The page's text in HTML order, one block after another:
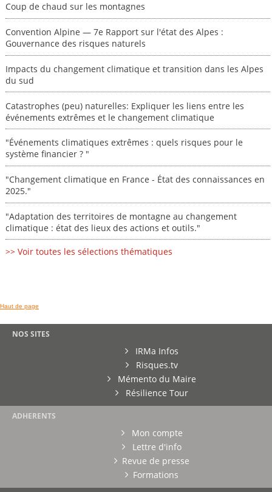
Coup de chaud sur les montagnes
Convention Alpine — 7e Rapport sur l'état des Alpes :
Gouvernance des risques naturels
Impacts du changement climatique et transition dans les Alpes
du sud
Catastrophes (peu) naturelles: Expliquer les liens entre les
événements extrêmes et le changement climatique
"Événements climatiques extrêmes : quels risques pour le
système financier ? "
"Changement climatique en France - État des connaissances en
2025."
"Adaptation des territoires de montagne au changement
climatique : état des lieux des actions et outils."
>> Voir toutes les sélections thématiques
Haut de page
NOS SITES
IRMa Infos
Risques.tv
Mémento du Maire
Résilience Tour
ADHERENTS
Mon compte
Lettre d'info
Revue de presse
Formations